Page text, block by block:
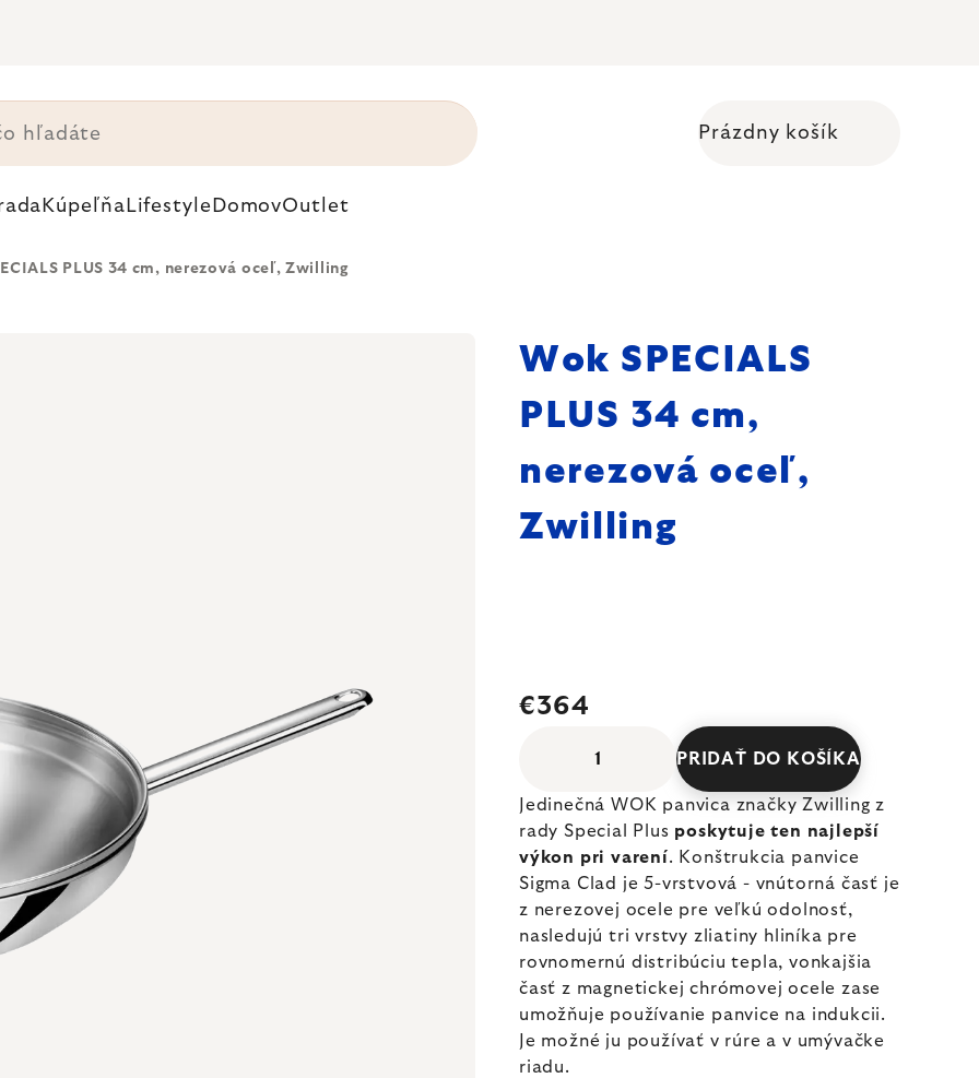
Prázdny košík
Kúpeľňa Lifestyle DomovOutlet
PLUS 34 cm, nerezová oceľ, Zwilling
Wok SPECIALS
PLUS 34 cm,
nerezová oceľ,
Zwilling
€364
PRIDAŤ DO KOŠÍKA
Jedinečná WOK panvica značky Zwilling z
rady Special Plus poskytuje ten najlepší
výkon pri varení. Konštrukcia panvice
Sigma Clad je 5-vrstvová - vnútorná časť je
z nerezovej ocele pre veľkú odolnosť,
nasledujú tri vrstvy zliatiny hliníka pre
rovnomernú distribúciu tepla, vonkajšia
časť z magnetickej chrómovej ocele zase
umožňuje používanie panvice na indukcii.
Je možné ju používať v rúre a v umývačke
riadu.